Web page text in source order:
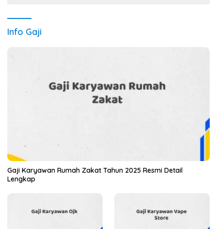
Info Gaji
Gaji Karyawan Rumah Zakat Tahun 2025 Resmi Detail
Lengkap